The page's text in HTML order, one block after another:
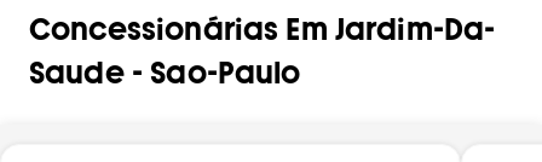
Concessionárias Em Jardim-Da-
Saude- Sao-Paulo